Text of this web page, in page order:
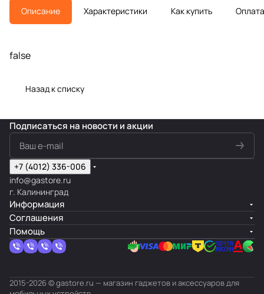
Описание Характеристики Как купить Оплата
false
Назад к списку
Подписаться на новости и акции
+7 (4012) 336-006
info@gastore.ru
г. Калининград
Информация
Соглашения
Помощь
2015-2026 © gastore.ru — магазин гаджетов и аксессуаров для